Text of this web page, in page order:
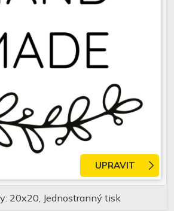
20x20, Jednostranný tisk
UPRAVIT